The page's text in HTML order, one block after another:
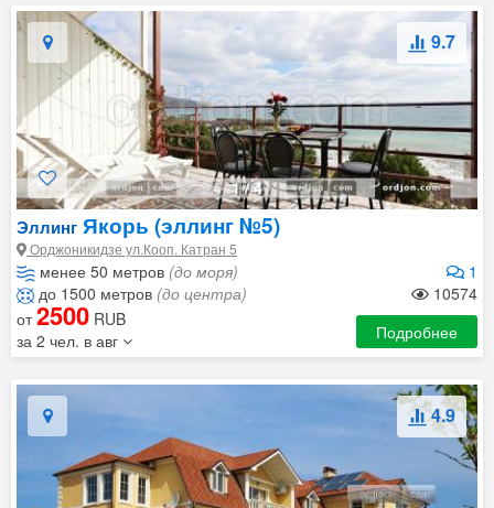
1/4
9.7
Эллинг Якорь (эллинг №5)
Орджоникидзе ул.Кооп. Катран 5
менее 50 метров (до моря)
1
до 1500 метров (до центра)
10574
от2500 RUB
за 2 чел. в авг
Подробнее
4.9